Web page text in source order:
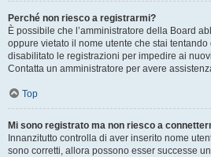
Perché non riesco a registrarmi?
È possibile che l’amministratore della Board
oppure vietato il nome utente che stai
disabilitato le registrazioni per impedire ai
Contatta un amministratore per avere
Top
Mi sono registrato ma non riesco a
Innanzitutto controlla di aver inserito nome
sono corretti, allora possono esser successe